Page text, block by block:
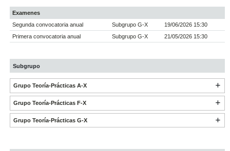
Examenes
Segunda convocatoria anual
Subgrupo G-X
19/06/2026 15:30
Primera convocatoria anual
Subgrupo G-X 21/05/2026 15:30
Subgrupo
Grupo Teoría-Prácticas A-X
Grupo Teoría-Prácticas F-X
Grupo Teoría-Prácticas G-X